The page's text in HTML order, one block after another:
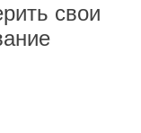
свои